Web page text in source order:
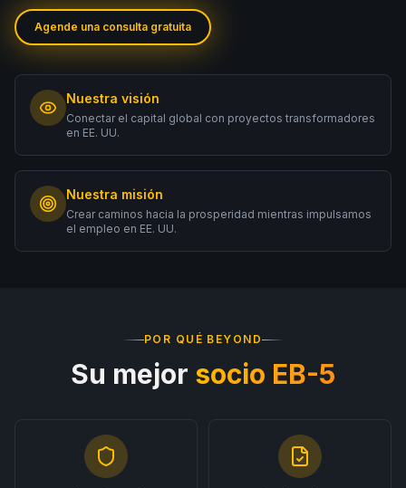
Consulta gratis
Agende una consulta gratuita
Nuestra visión
Conectar el capital global con proyectos transformadores
en EE. UU.
Nuestra misión
Crear caminos hacia la prosperidad mientras impulsamos
el empleo en EE. UU.
POR QUÉ BEYOND
Su mejor socio EB-5